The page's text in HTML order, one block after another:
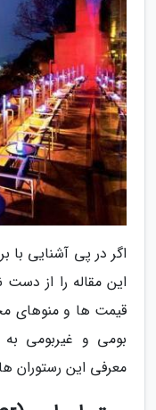
اگر در پی آشنایی
این مقاله را از دست
قیمت ها و منوهای
بومی و غیربومی
معرفی این رستوران